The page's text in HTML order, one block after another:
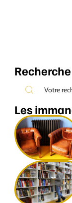
Recherche
Les